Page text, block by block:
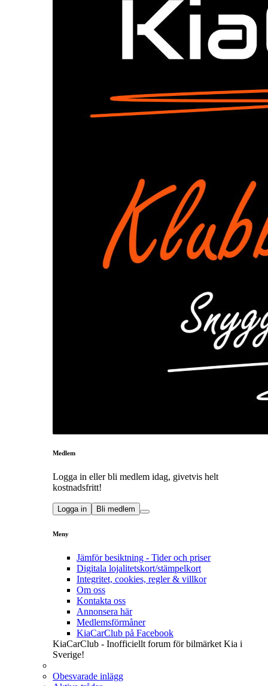
Medlem
Logga in eller bli medlem idag, givetvis helt
kostnadsfritt!
Logga in Bli medlem
Meny
Jämför besiktning - Tider och priser
Digitala lojalitetskort/stämpelkort
Integritet, cookies, regler & villkor
Om oss
Kontakta oss
Annonsera här
Medlemsförmåner
KiaCarClub på Facebook
KiaCarClub - Inofficiellt forum för bilmärket Kia i
Sverige!
Obesvarade inlägg